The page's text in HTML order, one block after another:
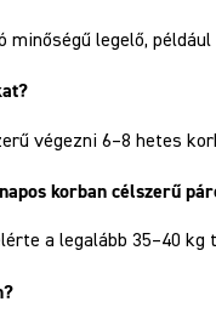
minőségű legelő,
végezni 6–8 hetes
korban célszerű
a legalább 35–40